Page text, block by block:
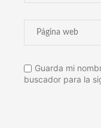
Guarda mi
buscador para la